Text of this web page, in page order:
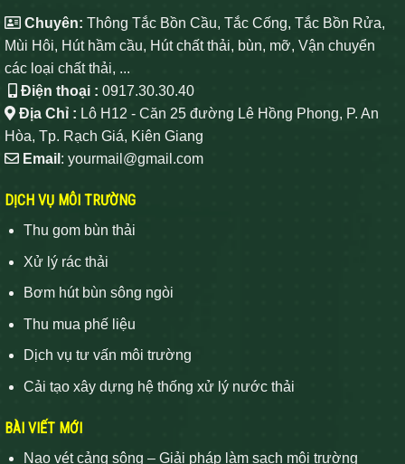
Chuyên: Thông Tắc Bồn Cầu, Tắc Cống, Tắc Bồn Rửa,
Mùi Hôi, Hút hầm cầu, Hút chất thải, bùn, mỡ, Vận chuyển
các loại chất thải, ...
Điện thoại : 0917.30.30.40
Địa Chỉ : Lô H12 - Căn 25 đường Lê Hồng Phong, P. An
Hòa, Tp. Rạch Giá, Kiên Giang
Email : yourmail@gmail.com
DỊCH VỤ MÔI TRƯỜNG
Thu gom bùn thải
Xử lý rác thải
Bơm hút bùn sông ngòi
Thu mua phế liệu
Dịch vụ tư vấn môi trường
Cải tạo xây dựng hệ thống xử lý nước thải
BÀI VIẾT MỚI
Nạo vét cảng sông – Giải pháp làm sạch môi trường